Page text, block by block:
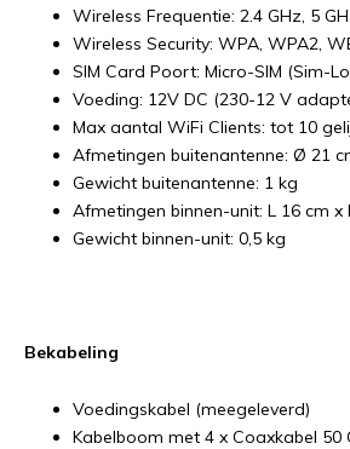
Wireless Frequentie: 2.4 GHz, 5
Wireless Security: WPA, WPA2,
SIM Card Poort: Micro-SIM (Sim-
Voeding: 12V DC (230-12 V
Max aantal WiFi Clients: tot 10
Afmetingen buitenantenne: Ø 21
Gewicht buitenantenne: 1 kg
Afmetingen binnen-unit: L 16 cm x
Gewicht binnen-unit: 0,5 kg
Bekabeling
Voedingskabel (meegeleverd)
Kabelboom met 4 x Coaxkabel 50